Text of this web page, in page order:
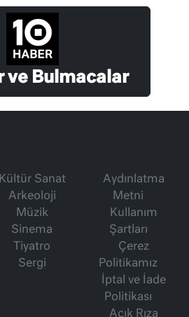
ve Bulmacalar
Kültür Sanat
Arkeoloji
Müzik
Sinema
Tiyatro
Sergi
Aydınlatma
Metni
Kullanım
Şartları
Çerez
Politikamız
İptal ve İade
Politikası
Açık Rıza